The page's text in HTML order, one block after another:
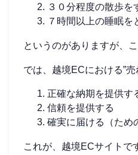
３０分程度の散歩を
７時間以上の睡眠を
というのがありますが、
では、越境ECにおける”
正確な納期を提供す
信頼を提供する
確実に届ける（ため
これが、越境ECサイトで